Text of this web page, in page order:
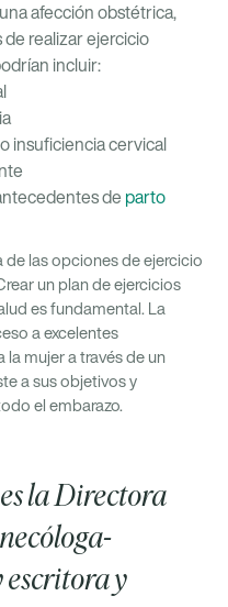
afección obstétrica,
realizar ejercicio
incluir:
insuficiencia cervical
de parto
de las opciones de ejercicio
un plan de ejercicios
es fundamental. La
a excelentes
mujer a través de un
a sus objetivos y
el embarazo.
la Directora
y